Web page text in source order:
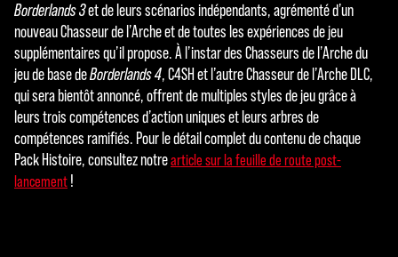
Borderlands 3et de leurs scénarios indépendants, agrémenté d’un
nouveau Chasseur de l’Arche et de toutes les expériences de jeu
supplémentaires qu’il propose. À l’instar des Chasseurs de l’Arche du
jeu de base deBorderlands 4, C4SH et l’autre Chasseur de l’Arche DLC,
qui sera bientôt annoncé, offrent de multiples styles de jeu grâce à
leurs trois compétences d’action uniques et leurs arbres de
compétences ramifiés. Pour le détail complet du contenu de chaque
Pack Histoire, consultez notrearticle sur la feuille de route post-
lancement !